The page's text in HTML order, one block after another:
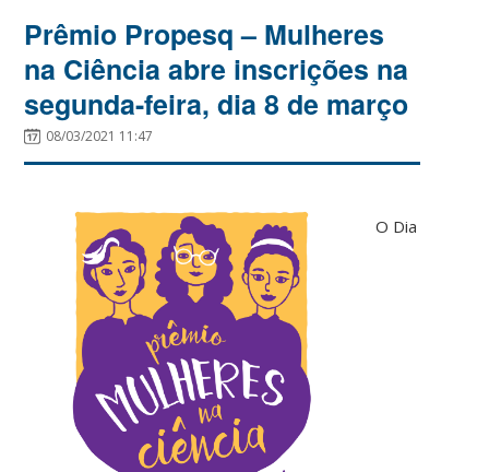
Prêmio Propesq – Mulheres
na Ciência abre inscrições na
segunda-feira, dia 8 de março
08/03/2021 11:47
O Dia